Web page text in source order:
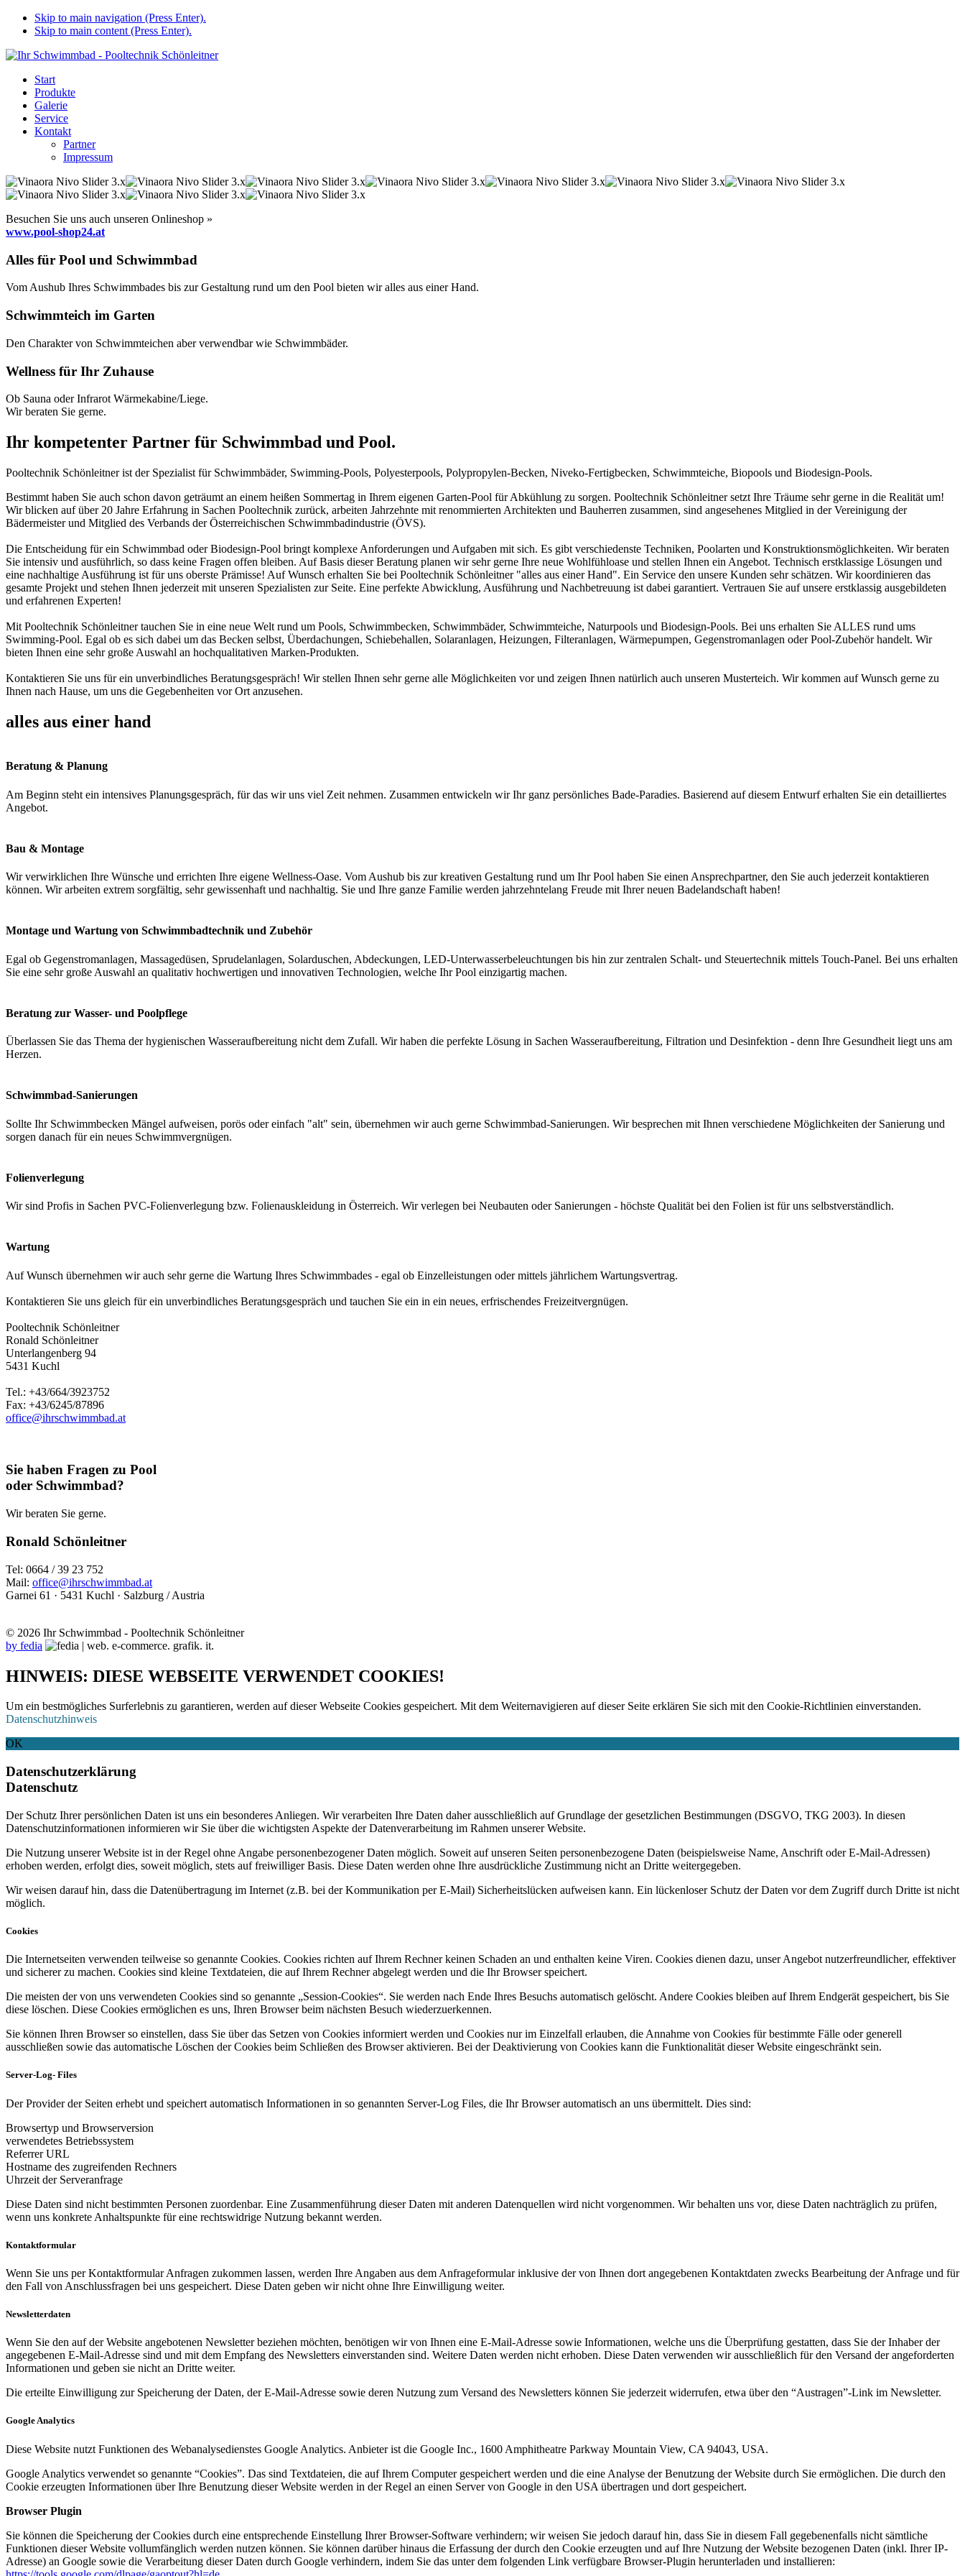
Skip to main navigation (Press Enter).
Skip to main content (Press Enter).
Start
Produkte
Galerie
Service
Kontakt
Partner
Impressum
Besuchen Sie uns auch unseren Onlineshop »
www.pool-shop24.at
Alles für Pool und Schwimmbad
Vom Aushub Ihres Schwimmbades bis zur Gestaltung rund um den Pool bieten wir alles aus einer Hand.
Schwimmteich im Garten
Den Charakter von Schwimmteichen aber verwendbar wie Schwimmbäder.
Wellness für Ihr Zuhause
Ob Sauna oder Infrarot Wärmekabine/Liege.
Wir beraten Sie gerne.
Ihr kompetenter Partner für Schwimmbad und Pool.
Pooltechnik Schönleitner ist der Spezialist für Schwimmbäder, Swimming-Pools, Polyesterpools, Polypropylen-Becken, Niveko-Fertigbecken, Schwimmteiche, Biopools und Biodesign-Pools.
Bestimmt haben Sie auch schon davon geträumt an einem heißen Sommertag in Ihrem eigenen Garten-Pool für Abkühlung zu sorgen. Pooltechnik Schönleitner setzt Ihre Träume sehr gerne in die Realität um!
Wir blicken auf über 20 Jahre Erfahrung in Sachen Pooltechnik zurück, arbeiten Jahrzehnte mit renommierten Architekten und Bauherren zusammen, sind angesehenes Mitglied in der Vereinigung der
Bädermeister und Mitglied des Verbands der Österreichischen Schwimmbadindustrie (ÖVS).
Die Entscheidung für ein Schwimmbad oder Biodesign-Pool bringt komplexe Anforderungen und Aufgaben mit sich. Es gibt verschiedenste Techniken, Poolarten und Konstruktionsmöglichkeiten. Wir beraten
Sie intensiv und ausführlich, so dass keine Fragen offen bleiben. Auf Basis dieser Beratung planen wir sehr gerne Ihre neue Wohlfühloase und stellen Ihnen ein Angebot. Technisch erstklassige Lösungen und
eine nachhaltige Ausführung ist für uns oberste Prämisse! Auf Wunsch erhalten Sie bei Pooltechnik Schönleitner "alles aus einer Hand". Ein Service den unsere Kunden sehr schätzen. Wir koordinieren das
gesamte Projekt und stehen Ihnen jederzeit mit unseren Spezialisten zur Seite. Eine perfekte Abwicklung, Ausführung und Nachbetreuung ist dabei garantiert. Vertrauen Sie auf unsere erstklassig ausgebildeten
und erfahrenen Experten!
Mit Pooltechnik Schönleitner tauchen Sie in eine neue Welt rund um Pools, Schwimmbecken, Schwimmbäder, Schwimmteiche, Naturpools und Biodesign-Pools. Bei uns erhalten Sie ALLES rund ums
Swimming-Pool. Egal ob es sich dabei um das Becken selbst, Überdachungen, Schiebehallen, Solaranlagen, Heizungen, Filteranlagen, Wärmepumpen, Gegenstromanlagen oder Pool-Zubehör handelt. Wir
bieten Ihnen eine sehr große Auswahl an hochqualitativen Marken-Produkten.
Kontaktieren Sie uns für ein unverbindliches Beratungsgespräch! Wir stellen Ihnen sehr gerne alle Möglichkeiten vor und zeigen Ihnen natürlich auch unseren Musterteich. Wir kommen auf Wunsch gerne zu
Ihnen nach Hause, um uns die Gegebenheiten vor Ort anzusehen.
alles aus einer hand
Beratung & Planung
Am Beginn steht ein intensives Planungsgespräch, für das wir uns viel Zeit nehmen. Zusammen entwickeln wir Ihr ganz persönliches Bade-Paradies. Basierend auf diesem Entwurf erhalten Sie ein detailliertes
Angebot.
Bau & Montage
Wir verwirklichen Ihre Wünsche und errichten Ihre eigene Wellness-Oase. Vom Aushub bis zur kreativen Gestaltung rund um Ihr Pool haben Sie einen Ansprechpartner, den Sie auch jederzeit kontaktieren
können. Wir arbeiten extrem sorgfältig, sehr gewissenhaft und nachhaltig. Sie und Ihre ganze Familie werden jahrzehntelang Freude mit Ihrer neuen Badelandschaft haben!
Montage und Wartung von Schwimmbadtechnik und Zubehör
Egal ob Gegenstromanlagen, Massagedüsen, Sprudelanlagen, Solarduschen, Abdeckungen, LED-Unterwasserbeleuchtungen bis hin zur zentralen Schalt- und Steuertechnik mittels Touch-Panel. Bei uns erhalten
Sie eine sehr große Auswahl an qualitativ hochwertigen und innovativen Technologien, welche Ihr Pool einzigartig machen.
Beratung zur Wasser- und Poolpflege
Überlassen Sie das Thema der hygienischen Wasseraufbereitung nicht dem Zufall. Wir haben die perfekte Lösung in Sachen Wasseraufbereitung, Filtration und Desinfektion - denn Ihre Gesundheit liegt uns am
Herzen.
Schwimmbad-Sanierungen
Sollte Ihr Schwimmbecken Mängel aufweisen, porös oder einfach "alt" sein, übernehmen wir auch gerne Schwimmbad-Sanierungen. Wir besprechen mit Ihnen verschiedene Möglichkeiten der Sanierung und
sorgen danach für ein neues Schwimmvergnügen.
Folienverlegung
Wir sind Profis in Sachen PVC-Folienverlegung bzw. Folienauskleidung in Österreich. Wir verlegen bei Neubauten oder Sanierungen - höchste Qualität bei den Folien ist für uns selbstverständlich.
Wartung
Auf Wunsch übernehmen wir auch sehr gerne die Wartung Ihres Schwimmbades - egal ob Einzelleistungen oder mittels jährlichem Wartungsvertrag.
Kontaktieren Sie uns gleich für ein unverbindliches Beratungsgespräch und tauchen Sie ein in ein neues, erfrischendes Freizeitvergnügen.
Pooltechnik Schönleitner
Ronald Schönleitner
Unterlangenberg 94
5431 Kuchl
Tel.: +43/664/3923752
Fax: +43/6245/87896
office@ihrschwimmbad.at
Sie haben Fragen zu Pool
oder Schwimmbad?
Wir beraten Sie gerne.
Ronald Schönleitner
Tel: 0664 / 39 23 752
Mail: office@ihrschwimmbad.at
Garnei 61 · 5431 Kuchl · Salzburg / Austria
© 2026 Ihr Schwimmbad - Pooltechnik Schönleitner
by fedia
HINWEIS: DIESE WEBSEITE VERWENDET COOKIES!
Um ein bestmögliches Surferlebnis zu garantieren, werden auf dieser Webseite Cookies gespeichert. Mit dem Weiternavigieren auf dieser Seite erklären Sie sich mit den Cookie-Richtlinien einverstanden.
Datenschutzhinweis
OK
Datenschutzerklärung
Datenschutz
Der Schutz Ihrer persönlichen Daten ist uns ein besonderes Anliegen. Wir verarbeiten Ihre Daten daher ausschließlich auf Grundlage der gesetzlichen Bestimmungen (DSGVO, TKG 2003). In diesen
Datenschutzinformationen informieren wir Sie über die wichtigsten Aspekte der Datenverarbeitung im Rahmen unserer Website.
Die Nutzung unserer Website ist in der Regel ohne Angabe personenbezogener Daten möglich. Soweit auf unseren Seiten personenbezogene Daten (beispielsweise Name, Anschrift oder E-Mail-Adressen)
erhoben werden, erfolgt dies, soweit möglich, stets auf freiwilliger Basis. Diese Daten werden ohne Ihre ausdrückliche Zustimmung nicht an Dritte weitergegeben.
Wir weisen darauf hin, dass die Datenübertragung im Internet (z.B. bei der Kommunikation per E-Mail) Sicherheitslücken aufweisen kann. Ein lückenloser Schutz der Daten vor dem Zugriff durch Dritte ist nicht
möglich.
Cookies
Die Internetseiten verwenden teilweise so genannte Cookies. Cookies richten auf Ihrem Rechner keinen Schaden an und enthalten keine Viren. Cookies dienen dazu, unser Angebot nutzerfreundlicher, effektiver
und sicherer zu machen. Cookies sind kleine Textdateien, die auf Ihrem Rechner abgelegt werden und die Ihr Browser speichert.
Die meisten der von uns verwendeten Cookies sind so genannte „Session-Cookies“. Sie werden nach Ende Ihres Besuchs automatisch gelöscht. Andere Cookies bleiben auf Ihrem Endgerät gespeichert, bis Sie
diese löschen. Diese Cookies ermöglichen es uns, Ihren Browser beim nächsten Besuch wiederzuerkennen.
Sie können Ihren Browser so einstellen, dass Sie über das Setzen von Cookies informiert werden und Cookies nur im Einzelfall erlauben, die Annahme von Cookies für bestimmte Fälle oder generell
ausschließen sowie das automatische Löschen der Cookies beim Schließen des Browser aktivieren. Bei der Deaktivierung von Cookies kann die Funktionalität dieser Website eingeschränkt sein.
Server-Log- Files
Der Provider der Seiten erhebt und speichert automatisch Informationen in so genannten Server-Log Files, die Ihr Browser automatisch an uns übermittelt. Dies sind:
Browsertyp und Browserversion
verwendetes Betriebssystem
Referrer URL
Hostname des zugreifenden Rechners
Uhrzeit der Serveranfrage
Diese Daten sind nicht bestimmten Personen zuordenbar. Eine Zusammenführung dieser Daten mit anderen Datenquellen wird nicht vorgenommen. Wir behalten uns vor, diese Daten nachträglich zu prüfen,
wenn uns konkrete Anhaltspunkte für eine rechtswidrige Nutzung bekannt werden.
Kontaktformular
Wenn Sie uns per Kontaktformular Anfragen zukommen lassen, werden Ihre Angaben aus dem Anfrageformular inklusive der von Ihnen dort angegebenen Kontaktdaten zwecks Bearbeitung der Anfrage und für
den Fall von Anschlussfragen bei uns gespeichert. Diese Daten geben wir nicht ohne Ihre Einwilligung weiter.
Newsletterdaten
Wenn Sie den auf der Website angebotenen Newsletter beziehen möchten, benötigen wir von Ihnen eine E-Mail-Adresse sowie Informationen, welche uns die Überprüfung gestatten, dass Sie der Inhaber der
angegebenen E-Mail-Adresse sind und mit dem Empfang des Newsletters einverstanden sind. Weitere Daten werden nicht erhoben. Diese Daten verwenden wir ausschließlich für den Versand der angeforderten
Informationen und geben sie nicht an Dritte weiter.
Die erteilte Einwilligung zur Speicherung der Daten, der E-Mail-Adresse sowie deren Nutzung zum Versand des Newsletters können Sie jederzeit widerrufen, etwa über den “Austragen”-Link im Newsletter.
Google Analytics
Diese Website nutzt Funktionen des Webanalysedienstes Google Analytics. Anbieter ist die Google Inc., 1600 Amphitheatre Parkway Mountain View, CA 94043, USA.
Google Analytics verwendet so genannte “Cookies”. Das sind Textdateien, die auf Ihrem Computer gespeichert werden und die eine Analyse der Benutzung der Website durch Sie ermöglichen. Die durch den
Cookie erzeugten Informationen über Ihre Benutzung dieser Website werden in der Regel an einen Server von Google in den USA übertragen und dort gespeichert.
Browser Plugin
Sie können die Speicherung der Cookies durch eine entsprechende Einstellung Ihrer Browser-Software verhindern; wir weisen Sie jedoch darauf hin, dass Sie in diesem Fall gegebenenfalls nicht sämtliche
Funktionen dieser Website vollumfänglich werden nutzen können. Sie können darüber hinaus die Erfassung der durch den Cookie erzeugten und auf Ihre Nutzung der Website bezogenen Daten (inkl. Ihrer IP-
Adresse) an Google sowie die Verarbeitung dieser Daten durch Google verhindern, indem Sie das unter dem folgenden Link verfügbare Browser-Plugin herunterladen und installieren: